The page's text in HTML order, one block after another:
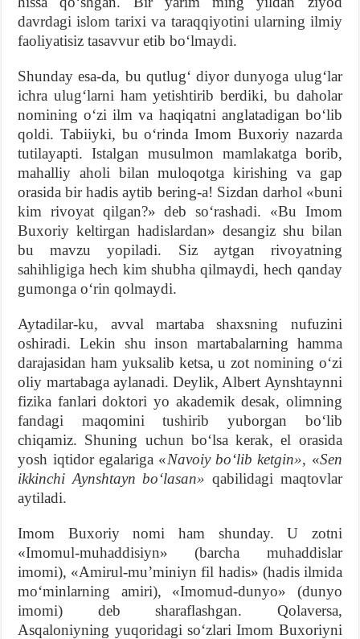
davrdagi islom tarixi va taraqqiyotini ularning ilmiy
faoliyatisiz tasavvur etib boʻlmaydi.
Shunday esa-da, bu qutlugʻ diyor dunyoga ulugʻlar
ichra ulugʻlarni ham yetishtirib berdiki, bu daholar
nomining oʻzi ilm va haqiqatni anglatadigan boʻlib
qoldi. Tabiiyki, bu oʻrinda Imom Buxoriy nazarda
tutilayapti. Istalgan musulmon mamlakatga borib,
mahalliy aholi bilan muloqotga kirishing va gap
orasida bir hadis aytib bering-a! Sizdan darhol «buni
kim rivoyat qilgan?» deb soʻrashadi. «Bu Imom
Buxoriy keltirgan hadislardan» desangiz shu bilan
bu mavzu yopiladi. Siz aytgan rivoyatning
sahihligiga hech kim shubha qilmaydi, hech qanday
gumonga oʻrin qolmaydi.
Aytadilar-ku, avval martaba shaxsning nufuzini
oshiradi. Lekin shu inson martabalarning hamma
darajasidan ham yuksalib ketsa, u zot nomining oʻzi
oliy martabaga aylanadi. Deylik, Albert Aynshtaynni
fizika fanlari doktori yo akademik desak, olimning
fandagi maqomini tushirib yuborgan boʻlib
chiqamiz. Shuning uchun boʻlsa kerak, el orasida
yosh iqtidor egalariga «Navoiy boʻlib ketgin», «Sen
ikkinchi Aynshtayn boʻlasan»qabilidagi maqtovlar
aytiladi.
Imom Buxoriy nomi ham shunday. U zotni
«Imomul-muhaddisiyn» (barcha muhaddislar
imomi), «Amirul-muʼminiyn fil hadis» (hadis ilmida
moʻminlarning amiri), «Imomud-dunyo» (dunyo
imomi) deb sharaflashgan. Qolaversa,
Asqaloniyning yuqoridagi soʻzlari Imom Buxoriyni